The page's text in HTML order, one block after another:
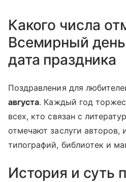
Какого числа
Всемирный
дата праздника
Поздравления для
августа. Каждый год
всех, кто связан с
отмечают заслуги авторов,
типографий, библиотек и
История и суть